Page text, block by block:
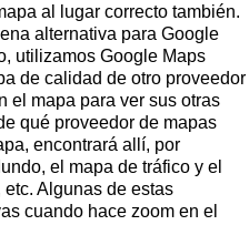
al lugar correcto también.
alternativa para Google
utilizamos Google Maps
de calidad de otro proveedor
el mapa para ver sus otras
qué proveedor de mapas
encontrará allí, por
el mapa de tráfico y el
Algunas de estas
cuando hace zoom en el